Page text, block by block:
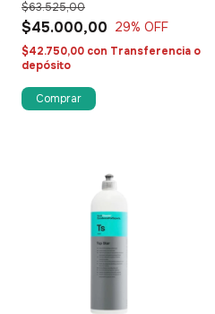
$45.000,00
$63.525,00
29% OFF
$42.750,00 con Transferencia o
depósito